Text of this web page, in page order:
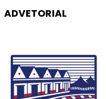
ADVETORIAL